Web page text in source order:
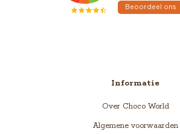
Informatie
Over Choco World
Algemene voorwaarden